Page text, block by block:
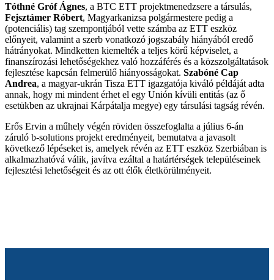
Tóthné Gróf Ágnes, a BTC ETT projektmenedzsere a társulás,
Fejsztámer Róbert, Magyarkanizsa polgármestere pedig a
(potenciális) tag szempontjából vette számba az ETT eszköz
előnyeit, valamint a szerb vonatkozó jogszabály hiányából eredő
hátrányokat. Mindketten kiemelték a teljes körű képviselet, a
finanszírozási lehetőségekhez való hozzáférés és a közszolgáltatások
fejlesztése kapcsán felmerülő hiányosságokat. Szabóné Cap
Andrea, a magyar-ukrán Tisza ETT igazgatója kiváló példáját adta
annak, hogy mi mindent érhet el egy Unión kívüli entitás (az ő
esetükben az ukrajnai Kárpátalja megye) egy társulási tagság révén.
Erős Ervin a műhely végén röviden összefoglalta a július 6-án
záruló b-solutions projekt eredményeit, bemutatva a javasolt
következő lépéseket is, amelyek révén az ETT eszköz Szerbiában is
alkalmazhatóvá válik, javítva ezáltal a határtérségek településeinek
fejlesztési lehetőségeit és az ott élők életkörülményeit.